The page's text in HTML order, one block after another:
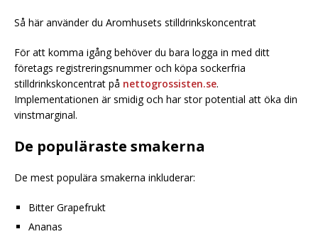
Så här använder du Aromhusets stilldrinkskoncentrat
För att komma igång behöver du bara logga in med ditt
företags registreringsnummer och köpa sockerfria
stilldrinkskoncentrat på nettogrossisten.se.
Implementationen är smidig och har stor potential att öka din
vinstmarginal.
De populäraste smakerna
De mest populära smakerna inkluderar:
Bitter Grapefrukt
Ananas